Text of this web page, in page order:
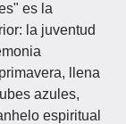
es la
la juventud
llena
azules,
espiritual